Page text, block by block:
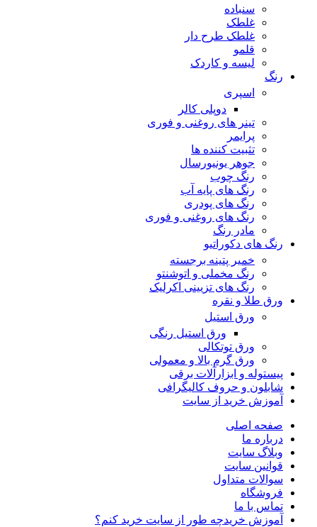
سنباده
غلطک
غلطک طرح دار
قلمو
لیسه و کاردک
رنگ
اسپری
دوپلی کالر
تینر های روغنی و فوری
پرایمر
تثبیت کننده ها
جوهر یونیورسال
رنگ چوب
رنگ‌ های پایه آب
رنگ های پودری
رنگ‌ های روغنی و فوری
مادر رنگ
رنگ های دکوراتیو
خمیر پتینه برجسته
رنگ مخملی و اتوشنتو
رنگ های تزیینی اکرلیک
ورق طلا و نقره
ورق استیل
ورق استیل رنگی
ورق توتکالی
ورق گرم بالا و معمولی
پیستوله و ابزارآلات برقی
شابلون و حروف کالیگرافی
آموزش خرید از سایت
صفحه اصلی
درباره ما
وبلاگ سایت
قوانین سایت
سوالات متداول
فروشگاه
تماس با ما
آموزش خریدچه طور از سایت خرید کنم؟